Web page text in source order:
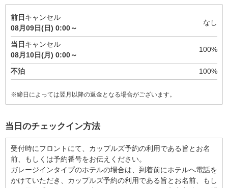
前日 キャンセル
08月09日(日) 0:00～
なし
当日 キャンセル
08月10日(月) 0:00～
100%
不泊 100%
※締日によっては翌月以降の返金となる場合がございます。
当日のチェックイン方法
受付時にフロントにて、カップルズ予約の利用である旨とお名
前、もしくは予約番号をお伝えください。
ガレージインタイプのホテルの場合は、到着前にホテルへ電話を
かけていただき、カップルズ予約の利用である旨とお名前、もし